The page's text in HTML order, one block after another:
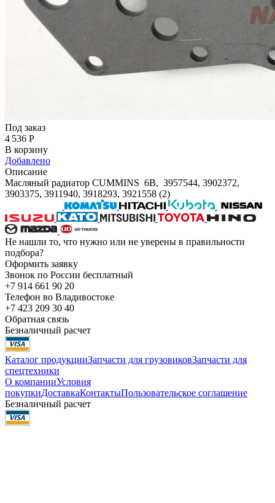
Под заказ
4 536 Р
В корзину
Добавлено
Описание
Масляный радиатор CUMMINS 6B, 3957544, 3902372,
3903375, 3911940, 3918293, 3921558 (2)
Не нашли то, что нужно или не уверены в правильности
подбора?
Оформить заявку
Звонок по России бесплатный
+7 914 661 90 20
Телефон во Владивостоке
+7 423 209 30 40
Обратная связь
Безналичный расчет
Каталог продукцииЗапчасти для грузовиковЗапчасти для
спецтехники
О компанииУсловия
покупкиДоставкаКонтактыПользовательское соглашение
Безналичный расчет